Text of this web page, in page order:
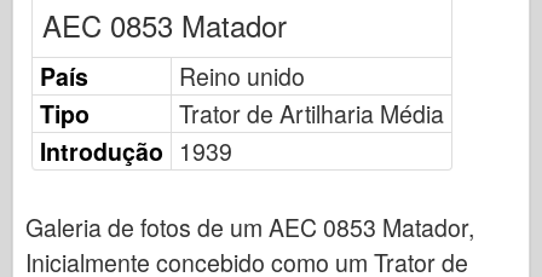
Heller
HobbyBoss
Modelos IBG
Icm
Italeri
Modelo Meng
AEC 0853 Matador
País
Reino unido
Tipo
Trator de Artilharia Média
Introdução 1939
Galeria de fotos de um AEC 0853 Matador,
Inicialmente concebido como um Trator de